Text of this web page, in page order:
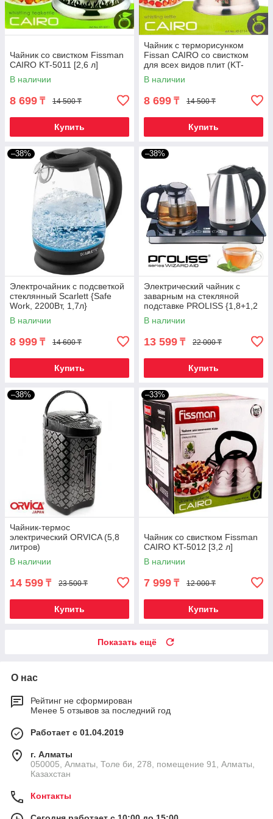
Чайник со свистком Fissman
CAIRO KT-5011 [2,6 л]
В наличии
8 699 ₸ 14 500 ₸
Купить
Чайник с терморисунком
Fissan CAIRO со свистком
для всех видов плит (KT-
2114)
В наличии
8 699 ₸ 14 500 ₸
Купить
–38%
Электрочайник с подсветкой
стеклянный Scarlett {Safe
Work, 2200Вт, 1,7л}
В наличии
8 999 ₸ 14 600 ₸
Купить
–38%
Электрический чайник с
заварным на стекляной
подставке PROLISS {1,8+1,2
литра, таймер}
В наличии
13 599 ₸ 22 000 ₸
Купить
–38%
Чайник-термос
электрический ORVICA (5,8
литров)
В наличии
14 599 ₸ 23 500 ₸
Купить
–33%
Чайник со свистком Fissman
CAIRO KT-5012 [3,2 л]
В наличии
7 999 ₸ 12 000 ₸
Купить
Показать ещё
О нас
Рейтинг не сформирован
Менее 5 отзывов за последний год
Работает с 01.04.2019
г. Алматы
050005, Алматы, Толе би, 278, помещение 91, Алматы,
Казахстан
Контакты